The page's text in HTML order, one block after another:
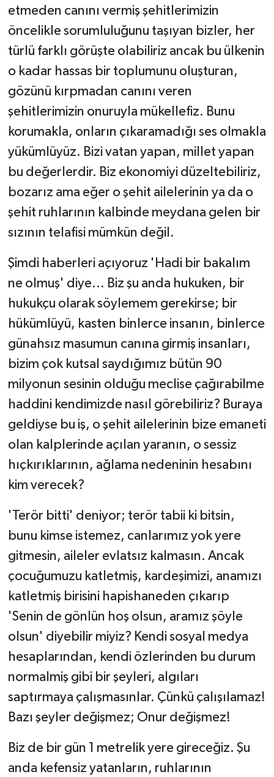
etmeden canını vermiş şehitlerimizin
öncelikle sorumluluğunu taşıyan bizler, her
türlü farklı görüşte olabiliriz ancak bu ülkenin
o kadar hassas bir toplumunu oluşturan,
gözünü kırpmadan canını veren
şehitlerimizin onuruyla mükellefiz. Bunu
korumakla, onların çıkaramadığı ses olmakla
yükümlüyüz. Bizi vatan yapan, millet yapan
bu değerlerdir. Biz ekonomiyi düzeltebiliriz,
bozarız ama eğer o şehit ailelerinin ya da o
şehit ruhlarının kalbinde meydana gelen bir
sızının telafisi mümkün değil.
​Şimdi haberleri açıyoruz 'Hadi bir bakalım
ne olmuş' diye... Biz şu anda hukuken, bir
hukukçu olarak söylemem gerekirse; bir
hükümlüyü, kasten binlerce insanın, binlerce
günahsız masumun canına girmiş insanları,
bizim çok kutsal saydığımız bütün 90
milyonun sesinin olduğu meclise çağırabilme
haddini kendimizde nasıl görebiliriz? Buraya
geldiyse bu iş, o şehit ailelerinin bize emaneti
olan kalplerinde açılan yaranın, o sessiz
hıçkırıklarının, ağlama nedeninin hesabını
kim verecek?
​'Terör bitti' deniyor; terör tabii ki bitsin,
bunu kimse istemez, canlarımız yok yere
gitmesin, aileler evlatsız kalmasın. Ancak
çocuğumuzu katletmiş, kardeşimizi, anamızı
katletmiş birisini hapishaneden çıkarıp
'Senin de gönlün hoş olsun, aramız şöyle
olsun' diyebilir miyiz? Kendi sosyal medya
hesaplarından, kendi özlerinden bu durum
normalmiş gibi bir şeyleri, algıları
saptırmaya çalışmasınlar. Çünkü çalışılamaz!
Bazı şeyler değişmez; Onur değişmez!
​Biz de bir gün 1 metrelik yere gireceğiz. Şu
anda kefensiz yatanların, ruhlarının